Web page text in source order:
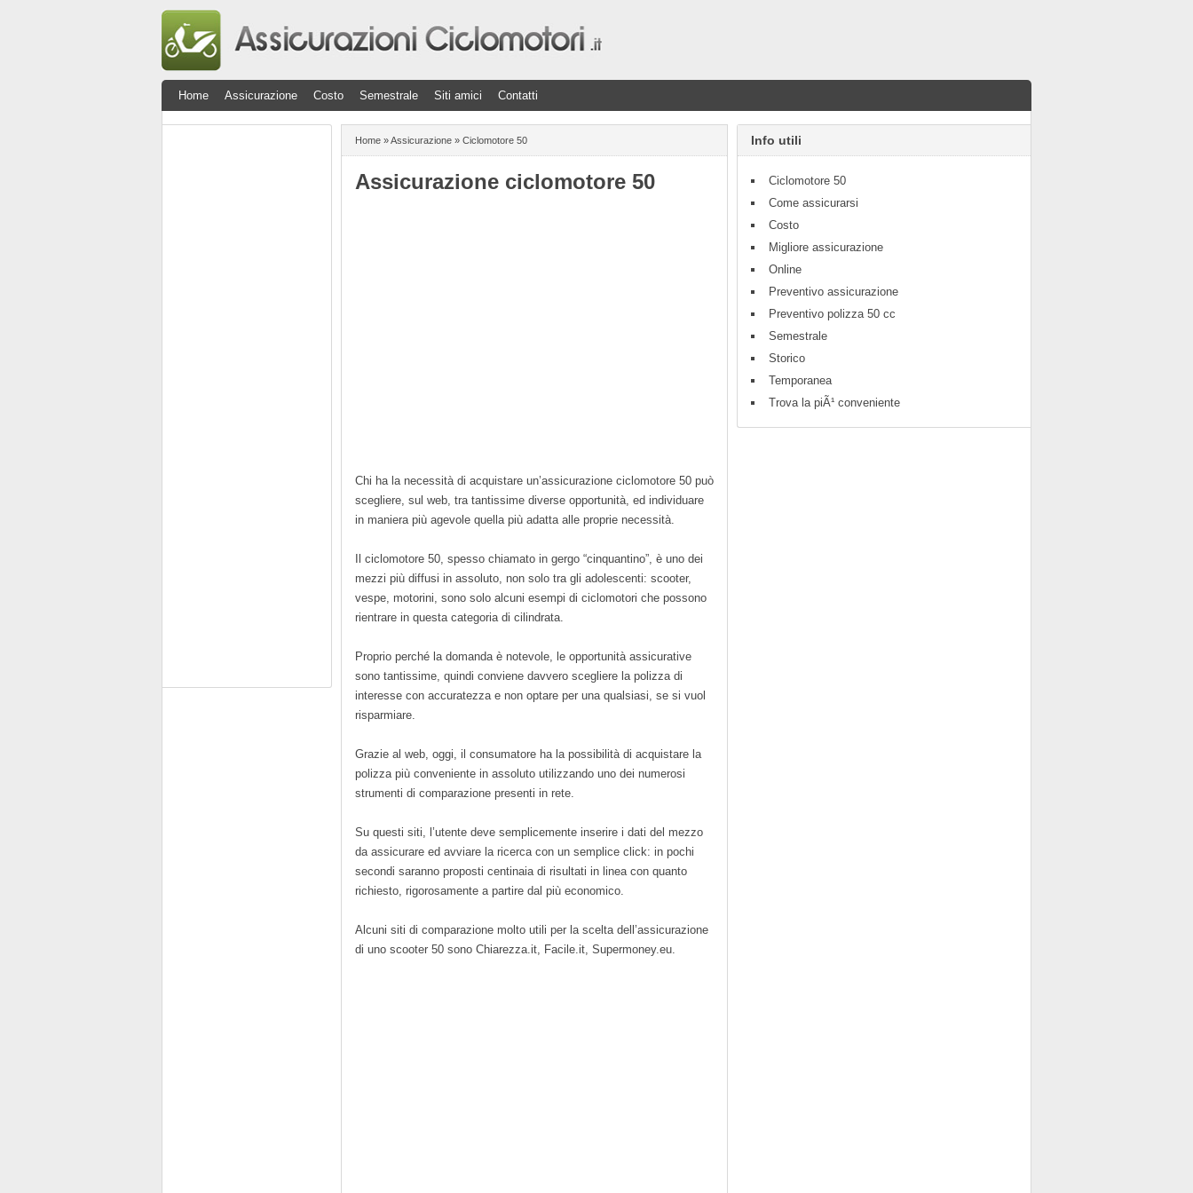
Home Assicurazione Costo Semestrale Siti amici Contatti
Home »Assicurazione » Ciclomotore 50
Assicurazione ciclomotore 50
Chi ha la necessità di acquistare un’assicurazione ciclomotore 50 può
scegliere, sul web, tra tantissime diverse opportunità, ed individuare
in maniera più agevole quella più adatta alle proprie necessità.
Il ciclomotore 50, spesso chiamato in gergo “cinquantino”, è uno dei
mezzi più diffusi in assoluto, non solo tra gli adolescenti: scooter,
vespe, motorini, sono solo alcuni esempi di ciclomotori che possono
rientrare in questa categoria di cilindrata.
Proprio perché la domanda è notevole, le opportunità assicurative
sono tantissime, quindi conviene davvero scegliere la polizza di
interesse con accuratezza e non optare per una qualsiasi, se si vuol
risparmiare.
Grazie al web, oggi, il consumatore ha la possibilità di acquistare la
polizza più conveniente in assoluto utilizzando uno dei numerosi
strumenti di comparazione presenti in rete.
Su questi siti, l’utente deve semplicemente inserire i dati del mezzo
da assicurare ed avviare la ricerca con un semplice click: in pochi
secondi saranno proposti centinaia di risultati in linea con quanto
richiesto, rigorosamente a partire dal più economico.
Alcuni siti di comparazione molto utili per la scelta dell’assicurazione
di uno scooter 50 sono Chiarezza.it, Facile.it, Supermoney.eu.
Info utili
Ciclomotore 50
Come assicurarsi
Costo
Migliore assicurazione
Online
Preventivo assicurazione
Preventivo polizza 50 cc
Semestrale
Storico
Temporanea
Trova la piÃ¹ conveniente